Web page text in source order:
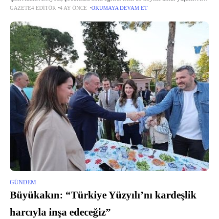
katılımlı olarak gerçekleştirilen etkinlikte minikler, anneleri ve eğitmenleri
GAZETE4 EDITÖR 4 AY ÖNCE OKUMAYA DEVAM ET
GÜNDEM
Büyükakın: “Türkiye Yüzyılı’nı kardeşlik
harcıyla inşa edeceğiz”